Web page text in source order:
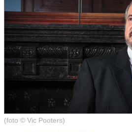
(foto © Vic Pooters)